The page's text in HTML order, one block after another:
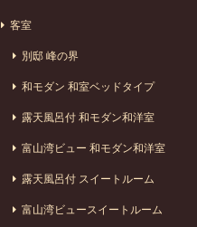
客室
別邸 峰の界
和モダン 和室ベッドタイプ
露天風呂付 和モダン和洋室
富山湾ビュー 和モダン和洋室
露天風呂付 スイートルーム
富山湾ビュースイートルーム